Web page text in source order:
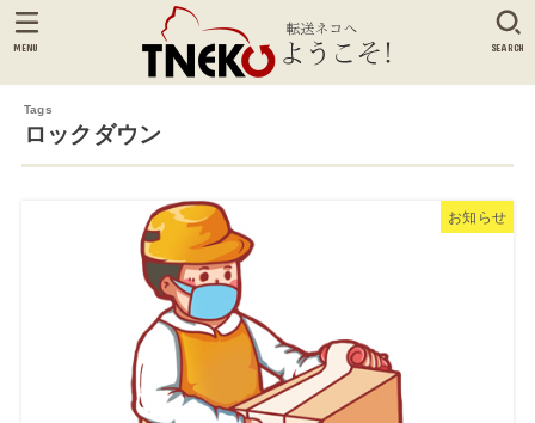
SEARCH
MENU
ロックダウン
お知らせ